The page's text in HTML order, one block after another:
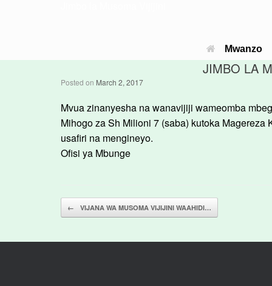
Mwanzo
JIMBO LA
Posted on March 2, 2017
Mvua zinanyesha na wanavijiji wameomba
Mihogo za Sh Milioni 7 (saba) kutoka
usafiri na mengineyo.
Ofisi ya Mbunge
Post navigation
← VIJANA WA MUSOMA VIJIJINI WAAHIDI…